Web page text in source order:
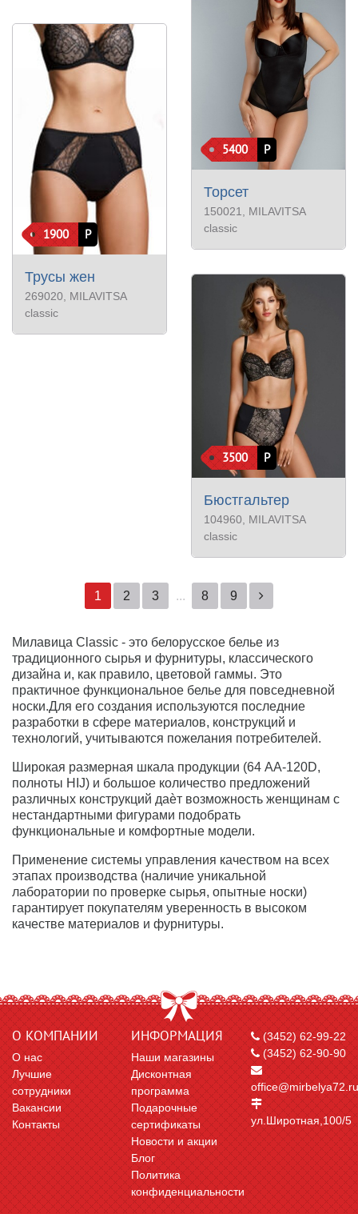
1900 Р
Трусы жен
269020, MILAVITSA
classic
5400 Р
Торсет
150021
, MILAVITSA
classic
3500 Р
Бюстгальтер
104960 , MILAVITSA
classic
1 2 3 ... 8 9
Милавица Classic - это белорусское белье из
традиционного сырья и фурнитуры, классического
дизайна и, как правило, цветовой гаммы. Это
практичное функциональное белье для повседневной
носки.Для его создания используются последние
разработки в сфере материалов, конструкций и
технологий, учитываются пожелания потребителей.
Широкая размерная шкала продукции (64 АА-120D,
полноты HIJ) и большое количество предложений
различных конструкций даѐт возможность женщинам с
нестандартными фигурами подобрать
функциональные и комфортные модели.
Применение системы управления качеством на всех
этапах производства (наличие уникальной
лаборатории по проверке сырья, опытные носки)
гарантирует покупателям уверенность в высоком
качестве материалов и фурнитуры.
О КОМПАНИИ
О нас
Лучшие
сотрудники
Вакансии
Контакты
ИНФОРМАЦИЯ
Наши магазины
Дисконтная
программа
Подарочные
сертификаты
Новости и акции
Блог
Политика
конфиденциальности
(3452) 62-99-22
(3452) 62-90-90
office@mirbelya72.ru
ул.Широтная,100/5